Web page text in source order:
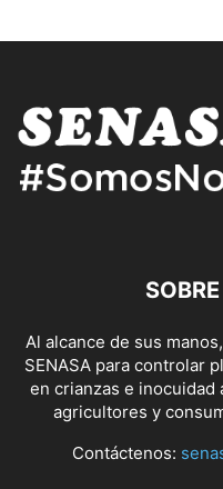
Al alcance de sus
SENASA para controlar
en crianzas e
agricultores y
Contáctenos: